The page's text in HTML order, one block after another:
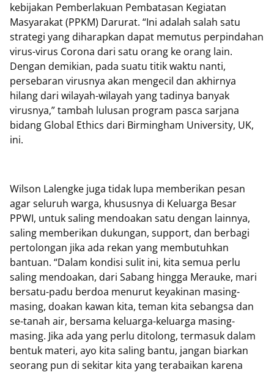
kebijakan Pemberlakuan Pembatasan Kegiatan
Masyarakat (PPKM) Darurat. “Ini adalah salah satu
strategi yang diharapkan dapat memutus perpindahan
virus-virus Corona dari satu orang ke orang lain.
Dengan demikian, pada suatu titik waktu nanti,
persebaran virusnya akan mengecil dan akhirnya
hilang dari wilayah-wilayah yang tadinya banyak
virusnya,” tambah lulusan program pasca sarjana
bidang Global Ethics dari Birmingham University, UK,
ini.
Wilson Lalengke juga tidak lupa memberikan pesan
agar seluruh warga, khususnya di Keluarga Besar
PPWI, untuk saling mendoakan satu dengan lainnya,
saling memberikan dukungan, support, dan berbagi
pertolongan jika ada rekan yang membutuhkan
bantuan. “Dalam kondisi sulit ini, kita semua perlu
saling mendoakan, dari Sabang hingga Merauke, mari
bersatu-padu berdoa menurut keyakinan masing-
masing, doakan kawan kita, teman kita sebangsa dan
se-tanah air, bersama keluarga-keluarga masing-
masing. Jika ada yang perlu ditolong, termasuk dalam
bentuk materi, ayo kita saling bantu, jangan biarkan
seorang pun di sekitar kita yang terabaikan karena